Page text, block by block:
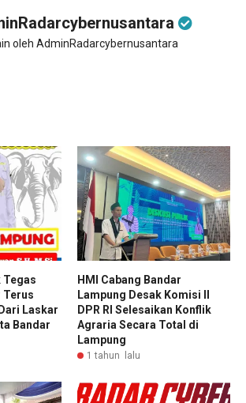
oleh AdminRadarcybernusantara
Tegas
Terus
Laskar
Bandar
HMI Cabang Bandar
Lampung Desak Komisi II
DPR RI Selesaikan Konflik
Agraria Secara Total di
Lampung
1 tahun lalu